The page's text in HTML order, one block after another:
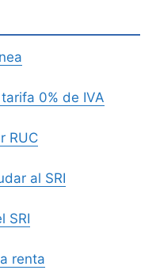
0% de IVA
RUC
al SRI
SRI
renta